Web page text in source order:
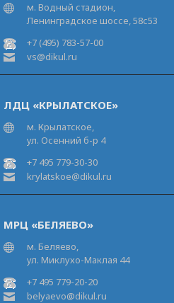
м. Водный стадион,
Ленинградское шоссе, 58с53
+7 (495) 783-57-00
vs@dikul.ru
ЛДЦ «КРЫЛАТСКОЕ»
м. Крылатское,
ул. Осенний б-р 4
+7 495 779-30-30
krylatskoe@dikul.ru
МРЦ «БЕЛЯЕВО»
м. Беляево,
ул. Миклухо-Маклая 44
+7 495 779-20-20
belyaevo@dikul.ru